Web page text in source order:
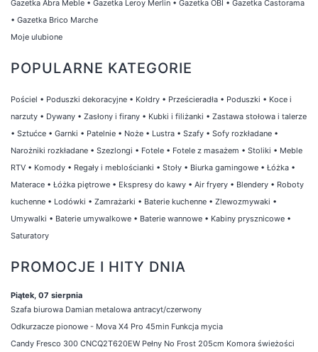
Gazetka Abra Meble • Gazetka Leroy Merlin • Gazetka OBI • Gazetka Castorama
• Gazetka Brico Marche
Moje ulubione
POPULARNE KATEGORIE
Pościel • Poduszki dekoracyjne • Kołdry • Prześcieradła • Poduszki • Koce i
narzuty • Dywany • Zasłony i firany • Kubki i filiżanki • Zastawa stołowa i talerze
• Sztućce • Garnki • Patelnie • Noże • Lustra • Szafy • Sofy rozkładane •
Narożniki rozkładane • Szezlongi • Fotele • Fotele z masażem • Stoliki • Meble
RTV • Komody • Regały i meblościanki • Stoły • Biurka gamingowe • Łóżka •
Materace • Łóżka piętrowe • Ekspresy do kawy • Air fryery • Blendery • Roboty
kuchenne • Lodówki • Zamrażarki • Baterie kuchenne • Zlewozmywaki •
Umywalki • Baterie umywalkowe • Baterie wannowe • Kabiny prysznicowe •
Saturatory
PROMOCJE I HITY DNIA
Piątek, 07 sierpnia
Szafa biurowa Damian metalowa antracyt/czerwony
Odkurzacze pionowe - Mova X4 Pro 45min Funkcja mycia
Candy Fresco 300 CNCQ2T620EW Pełny No Frost 205cm Komora świeżości